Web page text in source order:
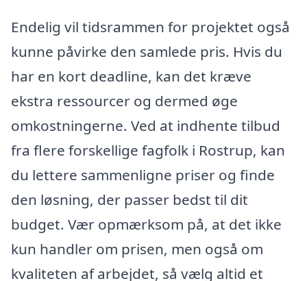
Endelig vil tidsrammen for projektet også
kunne påvirke den samlede pris. Hvis du
har en kort deadline, kan det kræve
ekstra ressourcer og dermed øge
omkostningerne. Ved at indhente tilbud
fra flere forskellige fagfolk i Rostrup, kan
du lettere sammenligne priser og finde
den løsning, der passer bedst til dit
budget. Vær opmærksom på, at det ikke
kun handler om prisen, men også om
kvaliteten af arbejdet, så vælg altid et